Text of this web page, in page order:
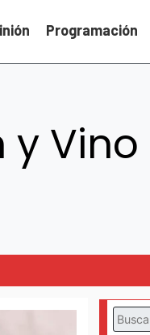
Programación
y Vino